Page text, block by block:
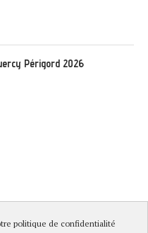
politique de confidentialité
Périgord 2026
Politique de confidentialité|